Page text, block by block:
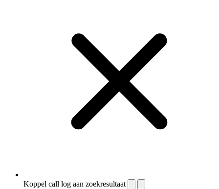
Koppel call log aan zoekresultaat